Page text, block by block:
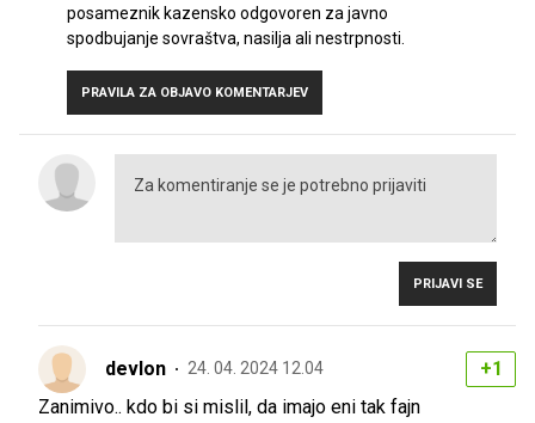
posameznik kazensko odgovoren za javno
spodbujanje sovraštva, nasilja ali nestrpnosti.
PRAVILA ZA OBJAVO KOMENTARJEV
PRIJAVI SE
devlon 24. 04. 2024 12.04
+1
Zanimivo.. kdo bi si mislil, da imajo eni tak fajn